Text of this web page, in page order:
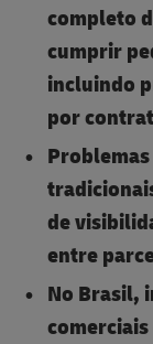
completo
cumprir
incluindo
por
de
entre
No Brasil,